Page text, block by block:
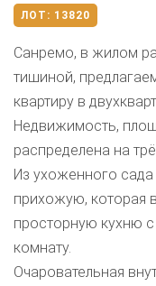
ЛОТ: 13820
Санремо, в жилом
тишиной,
квартиру в
Недвижимость,
распределена на
Из ухоженного
прихожую, которая
просторную кухню
комнату.
Очаровательная